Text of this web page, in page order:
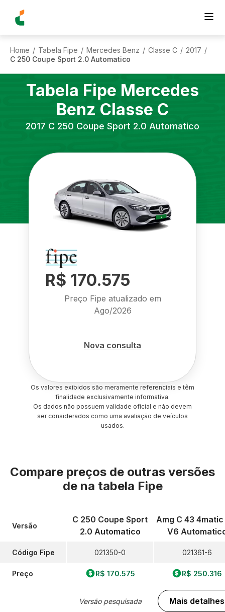
Home / Tabela Fipe / Mercedes Benz / Classe C / 2017 /
C 250 Coupe Sport 2.0 Automatico
Tabela Fipe Mercedes
Benz Classe C
2017 C 250 Coupe Sport 2.0 Automatico
R$ 170.575
Preço Fipe atualizado em
Ago/2026
Nova consulta
Os valores exibidos são meramente referenciais e têm
finalidade exclusivamente informativa.
Os dados não possuem validade oficial e não devem
ser considerados como uma avaliação de veículos
usados.
Compare preços de outras versões
de na tabela Fipe
Versão
Código Fipe
Preço
C 250 Coupe Sport
2.0 Automatico
021350-0
R$ 170.575
Versão pesquisada
Amg C 43
V6
021361-6
R$ 250.316
Mais detalhes